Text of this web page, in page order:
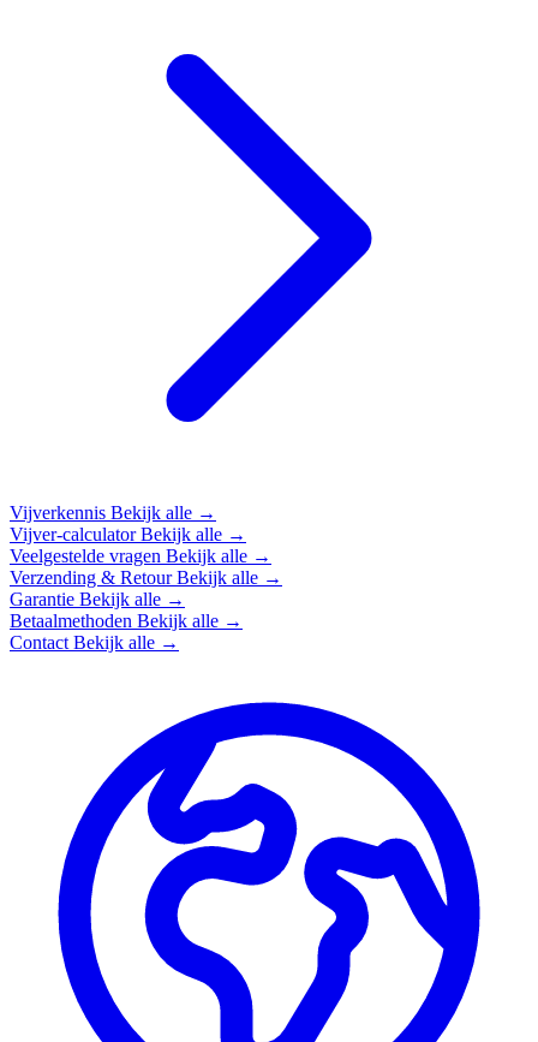
Vijverkennis Bekijk alle →
Vijver-calculatorBekijk alle →
Veelgestelde vragen Bekijk alle →
Verzending & RetourBekijk alle →
Garantie Bekijk alle →
Betaalmethoden Bekijk alle →
Contact Bekijk alle →